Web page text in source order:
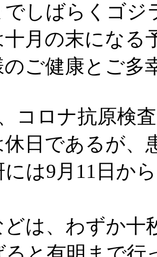
でしばらくゴジ
十月の末になる
のご健康とご多
コロナ抗原検
日であるが、
には9月11日か
どは、わずか十